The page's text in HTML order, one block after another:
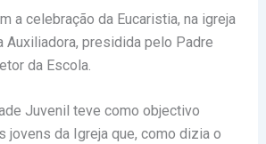
a celebração da Eucaristia, na igreja
Auxiliadora, presidida pelo Padre
da Escola.
Juvenil teve como objectivo
jovens da Igreja que, como dizia o